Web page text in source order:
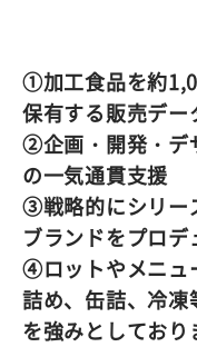
①加工食品を約
保有する販売デ
②企画・開発・デ
の一気通貫支援
③戦略的にシリー
ブランドをプロデ
④ロットやメニュ
詰め、缶詰、冷
を強みとしており